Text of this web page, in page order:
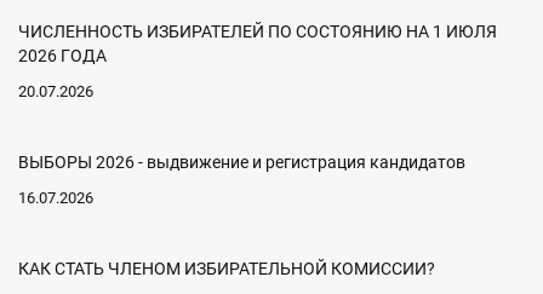
ЧИСЛЕННОСТЬ ИЗБИРАТЕЛЕЙ ПО СОСТОЯНИЮ НА 1 ИЮЛЯ
2026 ГОДА
20.07.2026
ВЫБОРЫ 2026 - выдвижение и регистрация кандидатов
16.07.2026
КАК СТАТЬ ЧЛЕНОМ ИЗБИРАТЕЛЬНОЙ КОМИССИИ?